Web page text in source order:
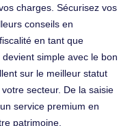
charges. Sécurisez vos
conseils en
en tant que
simple avec le bon
sur le meilleur statut
secteur. De la saisie
service premium en
patrimoine.